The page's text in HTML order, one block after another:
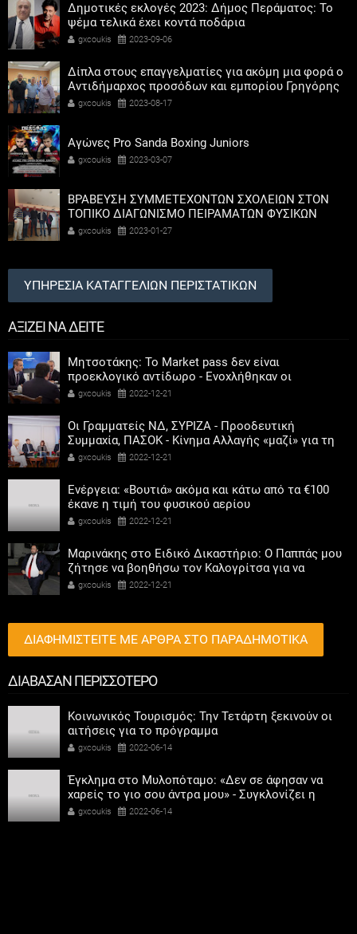
Δημοτικές εκλογές 2023: Δήμος Περάματος: Το
ψέμα τελικά έχει κοντά ποδάρια
gxcoukis 2023-09-06
Δίπλα στους επαγγελματίες για ακόμη μια φορά ο
Αντιδήμαρχος προσόδων και εμπορίου Γρηγόρης
Καψοκόλης
gxcoukis 2023-08-17
Αγώνες Pro Sanda Boxing Juniors
gxcoukis 2023-03-07
ΒΡΑΒΕΥΣΗ ΣΥΜΜΕΤΕΧΟΝΤΩΝ ΣΧΟΛΕΙΩΝ ΣΤΟΝ
ΤΟΠΙΚΟ ΔΙΑΓΩΝΙΣΜΟ ΠΕΙΡΑΜΑΤΩΝ ΦΥΣΙΚΩΝ
ΕΠΙΣΤΗΜΩΝ
gxcoukis 2023-01-27
ΥΠΗΡΕΣΙΑ ΚΑΤΑΓΓΕΛΙΩΝ ΠΕΡΙΣΤΑΤΙΚΩΝ
ΑΞΙΖΕΙ ΝΑ ΔΕΙΤΕ
Μητσοτάκης: Το Market pass δεν είναι
προεκλογικό αντίδωρο - Ενοχλήθηκαν οι
αριστεροί του χαβιαριού
gxcoukis 2022-12-21
Οι Γραμματείς ΝΔ, ΣΥΡΙΖΑ - Προοδευτική
Συμμαχία, ΠΑΣΟΚ - Κίνημα Αλλαγής «μαζί» για τη
συμμετοχή των γυναικών στην πολιτική
gxcoukis 2022-12-21
Ενέργεια: «Βουτιά» ακόμα και κάτω από τα €100
έκανε η τιμή του φυσικού αερίου
gxcoukis 2022-12-21
Μαρινάκης στο Ειδικό Δικαστήριο: Ο Παππάς μου
ζήτησε να βοηθήσω τον Καλογρίτσα για να
αποκτήσει σταθμό ο ΣΥΡΙΖΑ
gxcoukis 2022-12-21
ΔΙΑΦΗΜΙΣΤΕΙΤΕ ΜΕ ΑΡΘΡΑ ΣΤΟ ΠΑΡΑΔΗΜΟΤΙΚΑ
ΔΙΑΒΑΣΑΝ ΠΕΡΙΣΣΟΤΕΡΟ
Κοινωνικός Τουρισμός: Την Τετάρτη ξεκινούν οι
αιτήσεις για το πρόγραμμα
gxcoukis 2022-06-14
Έγκλημα στο Μυλοπόταμο: «Δεν σε άφησαν να
χαρείς το γιο σου άντρα μου» - Συγκλονίζει η
μαντινάδα της χήρας του 22χρονου
gxcoukis 2022-06-14